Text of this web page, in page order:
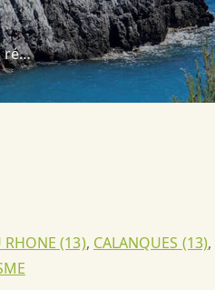
Les calanques : l’espace naturel le plus fréquenté de la région.
RHONE (13), CALANQUES (13),